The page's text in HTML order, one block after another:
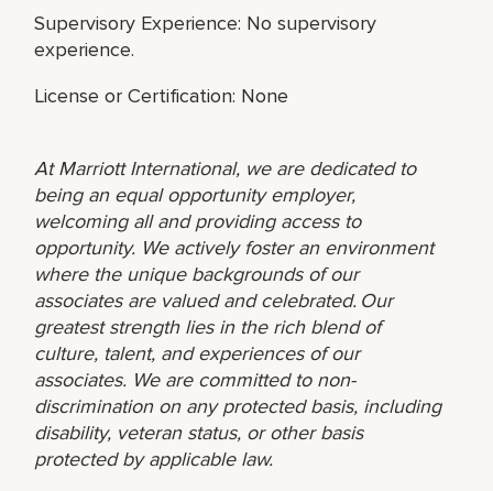
Supervisory Experience: No supervisory
experience.
License or Certification: None
At Marriott International, we are dedicated to
being an equal opportunity employer,
welcoming all and providing access to
opportunity. We actively foster an environment
where the unique backgrounds of our
associates are valued and celebrated. Our
greatest strength lies in the rich blend of
culture, talent, and experiences of our
associates. We are committed to non-
discrimination on any protected basis, including
disability, veteran status, or other basis
protected by applicable law.